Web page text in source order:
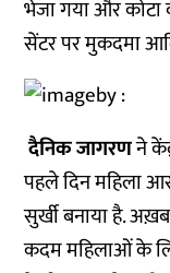
भेजा गया और कोटा
सेंटर पर मुकदमा
दैनिक जागरणने
पहले दिन महिला
सुर्खी बनाया है.
कदम महिलाओं के